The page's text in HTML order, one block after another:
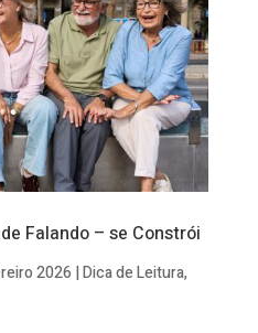
Falando – se Constrói
2026 |Dica de Leitura,